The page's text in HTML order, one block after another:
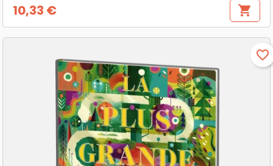
Prix
10,33 € shopping_cart
favorite_border